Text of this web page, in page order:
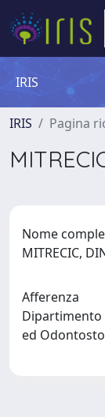
IRIS
IRIS Pagina
Nome
MITRECIC,
Afferenza
Dipartimento
ed